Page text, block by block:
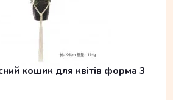
кошик для квітів форма 3